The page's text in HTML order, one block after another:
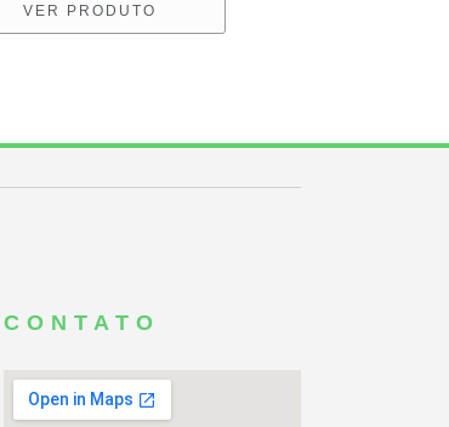
VER PRODUTO
CONTATO